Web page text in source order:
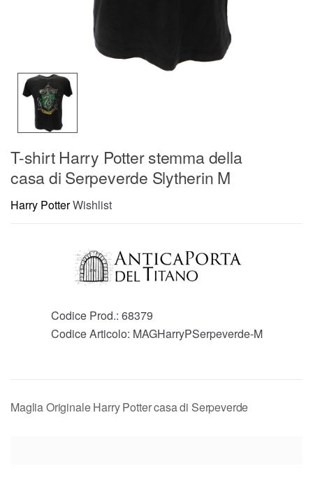
T-shirt Harry Potter stemma della
casa di Serpeverde Slytherin M
Harry PotterWishlist
Codice Prod.: 68379
Codice Articolo: MAGHarryPSerpeverde-M
Maglia Originale Harry Potter casa di Serpeverde